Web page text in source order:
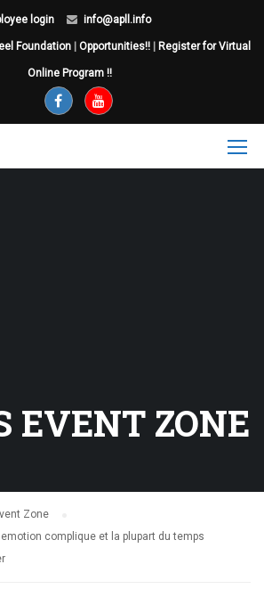
login info@apll.info
Foundation Opportunities!! Register for Virtual
Online Program !!
EVENT ZONE
Zone
complique et la plupart du temps